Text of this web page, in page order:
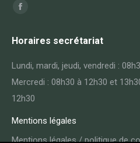
Trouvez nous sur :
Facebook
opens
Horaires secrétariat
Lundi, mardi, jeudi, vendredi :
Mercredi : 08h30 à 12h30 et
12h30
Mentions légales
Mentions légales / politique de